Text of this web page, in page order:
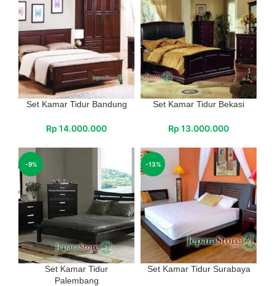
Set Kamar Tidur Bandung
Rp 14.000.000
Set Kamar Tidur Bekasi
Rp 13.000.000
-9%
Set Kamar Tidur
Palembang
-13%
Set Kamar Tidur Surabaya